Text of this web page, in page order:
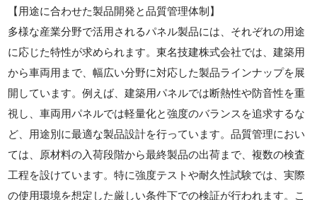
【用途に合わせた製品開発と品質管理体制】
多様な産業分野で活用されるパネル製品には、それぞれの用途
に応じた特性が求められます。東名技建株式会社では、建築用
から車両用まで、幅広い分野に対応した製品ラインナップを展
開しています。例えば、建築用パネルでは断熱性や防音性を重
視し、車両用パネルでは軽量化と強度のバランスを追求するな
ど、用途別に最適な製品設計を行っています。品質管理におい
ては、原材料の入荷段階から最終製品の出荷まで、複数の検査
工程を設けています。特に強度テストや耐久性試験では、実際
の使用環境を想定した厳しい条件下での検証が行われます。こ